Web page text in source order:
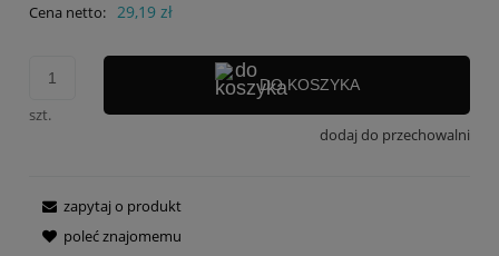
Cena netto: 29,19 zł
szt.
DO KOSZYKA
dodaj do przechowalni
zapytaj o produkt
poleć znajomemu